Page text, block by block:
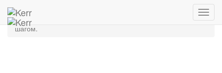
Главная
Вебинар Kerr. От обтурации до реставрации. Шаг за
шагом.